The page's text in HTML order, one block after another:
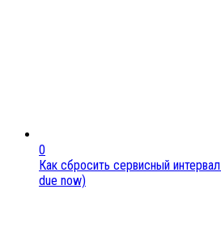
0
Как сбросить сервисный
due now)